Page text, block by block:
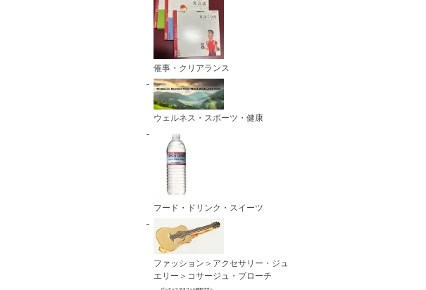
催事・クリアランス
ウェルネス・スポーツ・健康
フード・ドリンク・スイーツ
ファッション＞アクセサリー・ジュ
エリー＞コサージュ・ブローチ